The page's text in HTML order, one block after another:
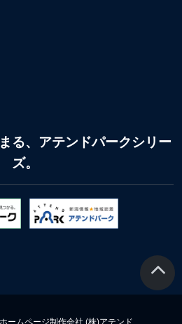
る、アテンドパークシリー
ズ。
ームページ制作会社 (株)アテンド